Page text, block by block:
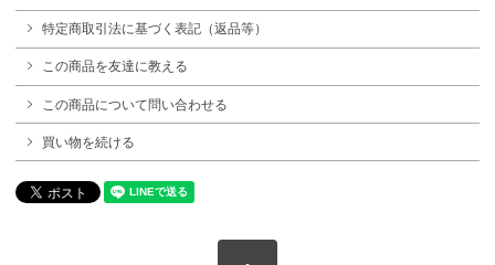
特定商取引法に基づく表記（返品等）
この商品を友達に教える
この商品について問い合わせる
買い物を続ける